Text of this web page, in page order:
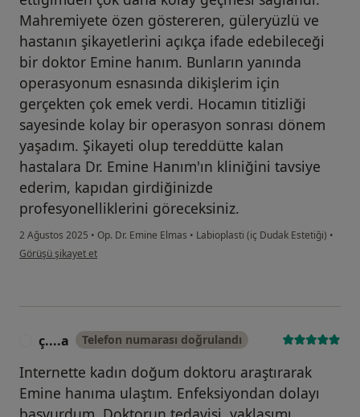
Mahremiyete özen göstereren, güleryüzlü ve
hastanın şikayetlerini açıkça ifade edebileceği
bir doktor Emine hanım. Bunların yanında
operasyonum esnasında dikişlerim için
gerçekten çok emek verdi. Hocamın titizliği
sayesinde kolay bir operasyon sonrası dönem
yaşadım. Şikayeti olup tereddütte kalan
hastalara Dr. Emine Hanım'ın kliniğini tavsiye
ederim, kapıdan girdiğinizde
profesyonelliklerini göreceksiniz.
2 Ağustos 2025 • Op. Dr. Emine Elmas • Labioplasti (iç Dudak Estetiği) •
kullanıcının görüşüne göre ş.....
Görüşü şikayet et
ç....a Telefon numarası doğrulandı
Internette kadın doğum doktoru araştırarak
Emine hanıma ulaştım. Enfeksiyondan dolayı